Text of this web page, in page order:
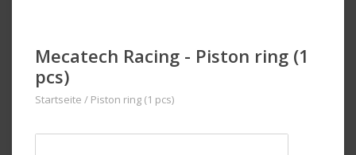
Mecatech Racing - Piston ring (1
pcs)
Startseite / Piston ring (1 pcs)